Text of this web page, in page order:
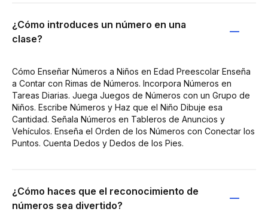
¿Cómo introduces un número en una
clase?
Cómo Enseñar Números a Niños en Edad Preescolar Enseña
a Contar con Rimas de Números. Incorpora Números en
Tareas Diarias. Juega Juegos de Números con un Grupo de
Niños. Escribe Números y Haz que el Niño Dibuje esa
Cantidad. Señala Números en Tableros de Anuncios y
Vehículos. Enseña el Orden de los Números con Conectar los
Puntos. Cuenta Dedos y Dedos de los Pies.
¿Cómo haces que el reconocimiento de
números sea divertido?